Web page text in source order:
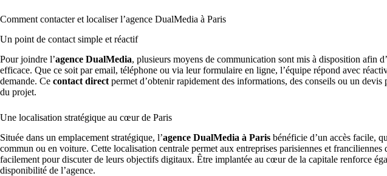
Comment contacter et localiser l’agence DualMedia à Paris
Un point de contact simple et réactif
Pour joindre l’agence DualMedia, plusieurs moyens de communication sont mis à disposition afin
efficace. Que ce soit par email, téléphone ou via leur formulaire en ligne, l’équipe répond avec
demande. Ce contact direct permet d’obtenir rapidement des informations, des conseils ou un devis
du projet.
Une localisation stratégique au cœur de Paris
Située dans un emplacement stratégique, l’agence DualMedia à Paris bénéficie d’un accès facile,
commun ou en voiture. Cette localisation centrale permet aux entreprises parisiennes et franciliennes
facilement pour discuter de leurs objectifs digitaux. Être implantée au cœur de la capitale renforce
disponibilité de l’agence.